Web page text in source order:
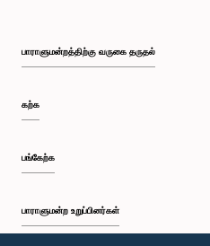
பி.ப. 1:34 - பி.ப. 1:55
பாராளுமன்றத்திற்கு வருகை தருதல்
கற்க
பங்கேற்க
பாராளுமன்ற உறுப்பினர்கள்